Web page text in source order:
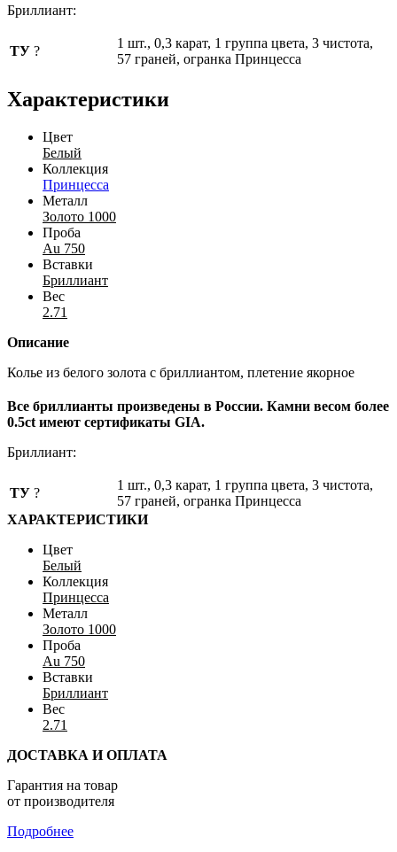
Бриллиант:
ТУ ?
1 шт., 0,3 карат, 1 группа цвета, 3 чистота,
57 граней, огранка Принцесса
Характеристики
Цвет
Белый
Коллекция
Принцесса
Металл
Золото 1000
Проба
Au 750
Вставки
Бриллиант
Вес
2.71
Описание
Колье из белого золота с бриллиантом, плетение якорное
Все бриллианты произведены в России. Камни весом более
0.5ct имеют сертификаты GIA.
Бриллиант:
ТУ ?
1 шт., 0,3 карат, 1 группа цвета, 3 чистота,
57 граней, огранка Принцесса
ХАРАКТЕРИСТИКИ
Цвет
Белый
Коллекция
Принцесса
Металл
Золото 1000
Проба
Au 750
Вставки
Бриллиант
Вес
2.71
ДОСТАВКА И ОПЛАТА
Гарантия на товар
от производителя
Подробнее